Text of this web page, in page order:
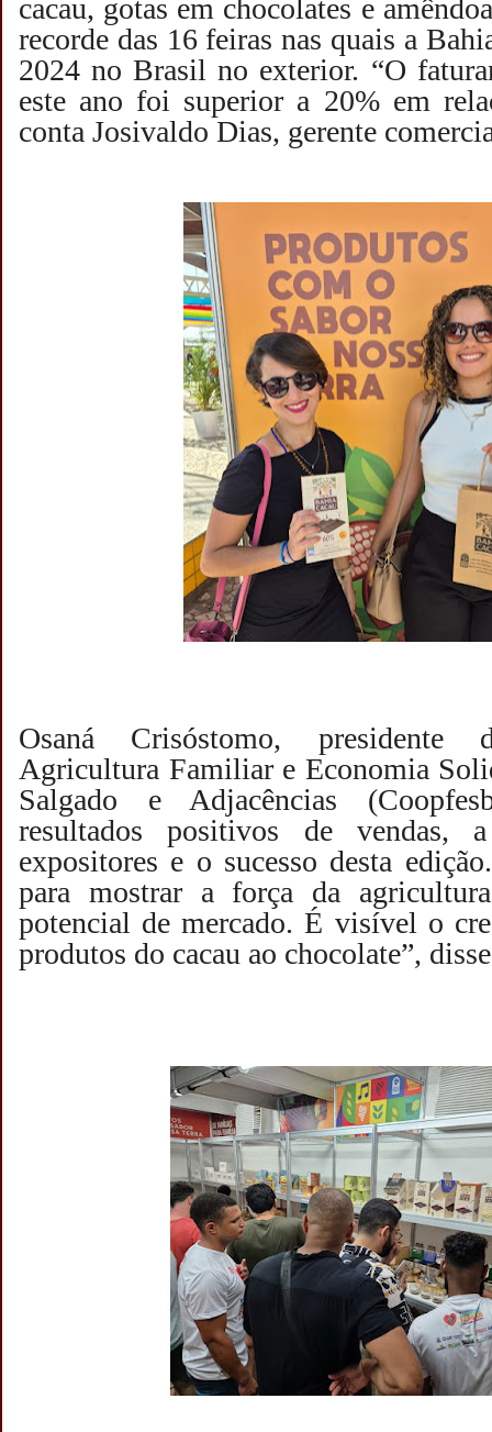
cacau, gotas em chocolates e
recorde das 16 feiras nas quais a
2024 no Brasil no exterior. “O
este ano foi superior a 20% em
conta Josivaldo Dias, gerente
Osaná Crisóstomo, presidente
Agricultura Familiar e Economia
Salgado e Adjacências
resultados positivos de vendas,
expositores e o sucesso desta
para mostrar a força da
potencial de mercado. É visível o
produtos do cacau ao chocolate”,